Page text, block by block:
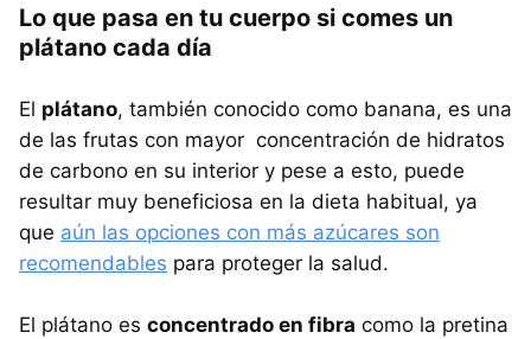
Lo que pasa en tu cuerpo si comes un
plátano cada día
El plátano, también conocido como banana, es una
de las frutas con mayor concentración de hidratos
de carbono en su interior y pese a esto, puede
resultar muy beneficiosa en la dieta habitual, ya
que aún las opciones con más azúcares son
recomendables para proteger la salud.
El plátano es concentrado en fibra como la pretina